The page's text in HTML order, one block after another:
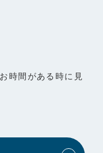
時間がある時に見